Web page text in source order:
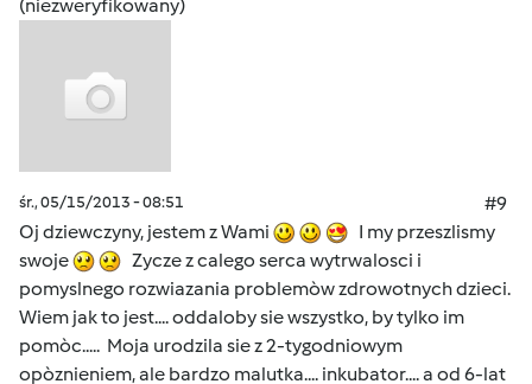
(niezweryfikowany)
śr., 05/15/2013 - 08:51
#9
Oj dziewczyny, jestem z Wami
I my przeszlismy
swoje
Zycze z calego serca wytrwalosci i
pomyslnego rozwiazania problemòw zdrowotnych dzieci.
Wiem jak to jest.... oddaloby sie wszystko, by tylko im
pomòc..... Moja urodzila sie z 2-tygodniowym
opòznieniem, ale bardzo malutka.... inkubator.... a od 6-lat